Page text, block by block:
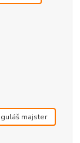
guláš majster